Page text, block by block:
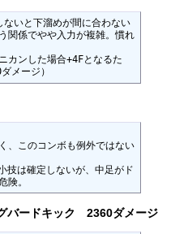
いと下溜めが間に合わない
関係でやや入力が複雑。慣れ
カンした場合+4Fとなるた
メージ）
、このコンボも例外ではない
技は確定しないが、中足がド
険。
バードキック 2360ダメージ